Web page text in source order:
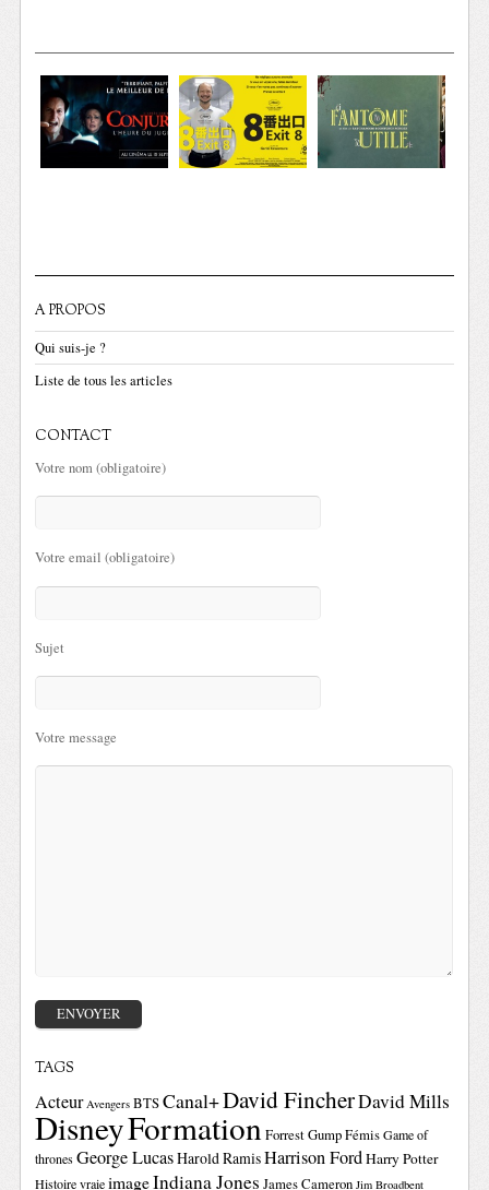
A PROPOS
Qui suis-je ?
Liste de tous les articles
CONTACT
Votre nom (obligatoire)
Votre email (obligatoire)
Sujet
Votre message
TAGS
Acteur Avengers BTSCanal+David FincherDavid Mills
DisneyFormationForrest GumpFémis Game of
thrones George LucasHarold RamisHarrison FordHarry Potter
Histoire vraie imageIndiana Jones James Cameron Jim Broadbent